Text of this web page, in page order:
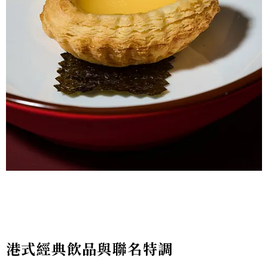
港式經典飲品與聯名特調